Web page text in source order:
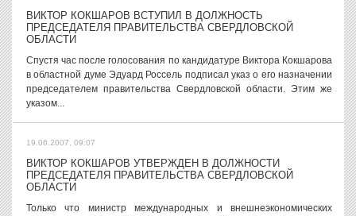
ВИКТОР КОКШАРОВ ВСТУПИЛ В ДОЛЖНОСТЬ
ПРЕДСЕДАТЕЛЯ ПРАВИТЕЛЬСТВА СВЕРДЛОВСКОЙ
ОБЛАСТИ
Спустя час после голосования по кандидатуре Виктора Кокшарова
в областной думе Эдуард Россель подписал указ о его назначении
председателем правительства Свердловской области. Этим же
указом...
19.06.2007, 09:07
ВИКТОР КОКШАРОВ УТВЕРЖДЕН В ДОЛЖНОСТИ
ПРЕДСЕДАТЕЛЯ ПРАВИТЕЛЬСТВА СВЕРДЛОВСКОЙ
ОБЛАСТИ
Только что министр международных и внешнеэкономических